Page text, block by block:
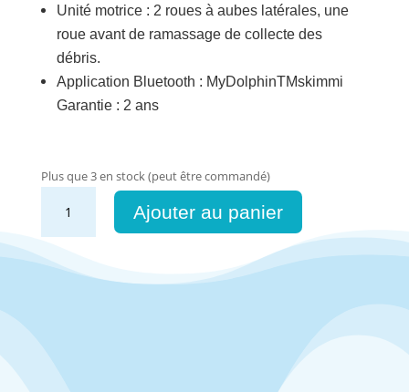
Unité motrice : 2 roues à aubes latérales, une
roue avant de ramassage de collecte des
débris.
Application Bluetooth : MyDolphinTMskimmi
Garantie : 2 ans
Plus que 3 en stock (peut être commandé)
Dolphin
Skimmi
Ajouter au panier